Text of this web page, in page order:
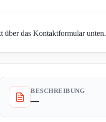
über das Kontaktformular unten.
BESCHREIBUNG
—